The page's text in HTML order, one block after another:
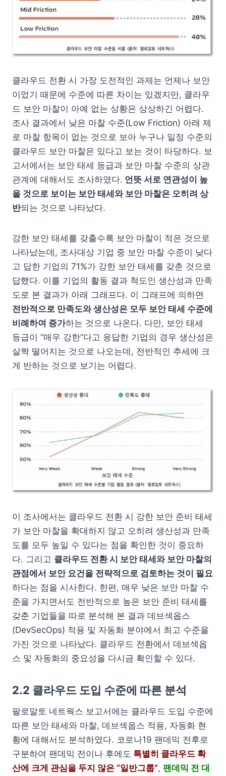
클라우드 전환 시 가장 도전적인 과제는 언제나 보안
이었기 때문에 수준에 따른 차이는 있겠지만, 클라우
드 보안 마찰이 아예 없는 상황은 상상하긴 어렵다.
조사 결과에서 낮은 마찰 수준(Low Friction) 아래 제
로 마찰 항목이 없는 것으로 보아 누구나 일정 수준의
클라우드 보안 마찰은 있다고 보는 것이 타당하다. 보
고서에서는 보안 태세 등급과 보안 마찰 수준의 상관
관계에 대해서도 조사하였다. 언뜻 서로 연관성이 높
을 것으로 보이는 보안 태세와 보안 마찰은 오히려 상
반되는 것으로 나타났다.
강한 보안 태세를 갖출수록 보안 마찰이 적은 것으로
나타났는데, 조사대상 기업 중 보안 마찰 수준이 낮다
고 답한 기업의 71%가 강한 보안 태세를 갖춘 것으로
답했다. 이를 기업의 활동 결과 척도인 생산성과 만족
도로 본 결과가 아래 그래프다. 이 그래프에 의하면
전반적으로 만족도와 생산성은 모두 보안 태세 수준에
비례하여 증가하는 것으로 나온다. 다만, 보안 태세
등급이 “매우 강한”다고 응답한 기업의 경우 생산성은
살짝 떨어지는 것으로 나오는데, 전반적인 추세에 크
게 반하는 것으로 보기는 어렵다.
이 조사에서는 클라우드 전환 시 강한 보안 준비 태세
가 보안 마찰을 확대하지 않고 오히려 생산성과 만족
도를 모두 높일 수 있다는 점을 확인한 것이 중요하
다. 그리고 클라우드 전환 시 보안 태세와 보안 마찰의
관점에서 보안 요건을 전략적으로 검토하는 것이 필요
하다는 점을 시사한다. 한편, 매우 낮은 보안 마찰 수
준을 가지면서도 전반적으로 높은 보안 준비 태세를
갖춘 기업들을 따로 분석해 본 결과 데브섹옵스
(DevSecOps) 적용 및 자동화 분야에서 최고 수준을
가진 것으로 나타났다. 클라우드 전환에서 데브섹옵
스 및 자동화의 중요성을 다시금 확인할 수 있다.
2.2 클라우드 도입 수준에 따른 분석
팔로알토 네트웍스 보고서에는 클라우드 도입 수준에
따른 보안 태세와 마찰, 데브섹옵스 적용, 자동화 현
황에 대해서도 분석하였다. 코로나19 팬데믹 전후로
구분하여 팬데믹 전이나 후에도 특별히 클라우드 확
산에 크게 관심을 두지 않은 “일반그룹”, 팬데믹 전 대